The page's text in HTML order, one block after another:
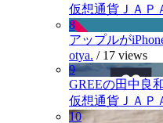
仮想通貨ＪＡＰ
8
アップルが
otya. / 17 views
9
GREEの田中良
仮想通貨ＪＡＰ
10